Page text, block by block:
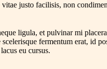
justo facilisis, non
ligula, et pulvinar mi
fermentum erat, id
eu cursus.